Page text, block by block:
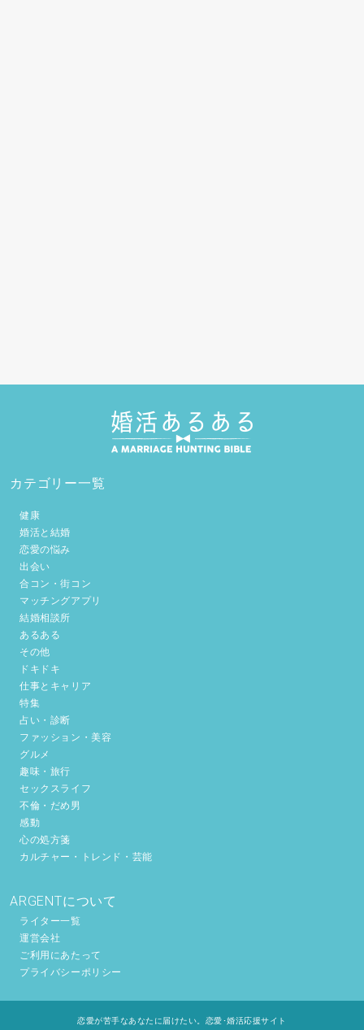
カテゴリー一覧
健康
婚活と結婚
恋愛の悩み
出会い
合コン・街コン
マッチングアプリ
結婚相談所
あるある
その他
ドキドキ
仕事とキャリア
特集
占い・診断
ファッション・美容
グルメ
趣味・旅行
セックスライフ
不倫・だめ男
感動
心の処方箋
カルチャー・トレンド・芸能
ARGENTについて
ライター一覧
運営会社
ご利用にあたって
プライバシーポリシー
恋愛が苦手なあなたに届けたい。恋愛･婚活応援サイト